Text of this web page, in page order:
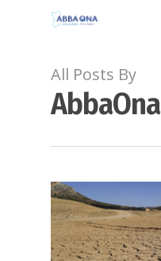
All Posts By
AbbaOna